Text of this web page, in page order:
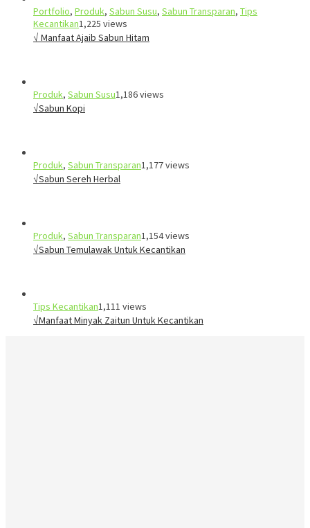
Portfolio, Produk, Sabun Susu, Sabun Transparan, Tips
Kecantikan1,225 views
√ Manfaat Ajaib Sabun Hitam
Produk, Sabun Susu1,186 views
√Sabun Kopi
Produk, Sabun Transparan1,177 views
√Sabun Sereh Herbal
Produk, Sabun Transparan1,154 views
√Sabun Temulawak Untuk Kecantikan
Tips Kecantikan1,111 views
√Manfaat Minyak Zaitun Untuk Kecantikan